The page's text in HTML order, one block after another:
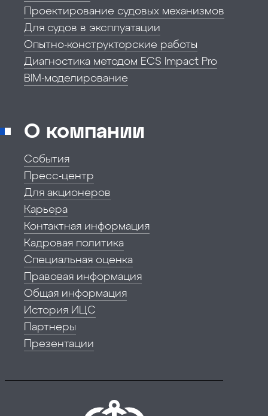
Проектирование судовых механизмов
Для судов в эксплуатации
Опытно-конструкторские работы
Диагностика методом ECS Impact Pro
BIM-моделирование
О компании
События
Пресс-центр
Для акционеров
Карьера
Контактная информация
Кадровая политика
Специальная оценка
Правовая информация
Общая информация
История ИЦС
Партнеры
Презентации